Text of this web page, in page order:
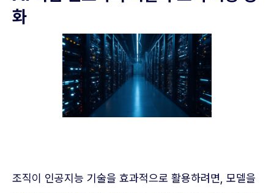
화
조직이 인공지능 기술을 효과적으로 활용하려면, 모델을